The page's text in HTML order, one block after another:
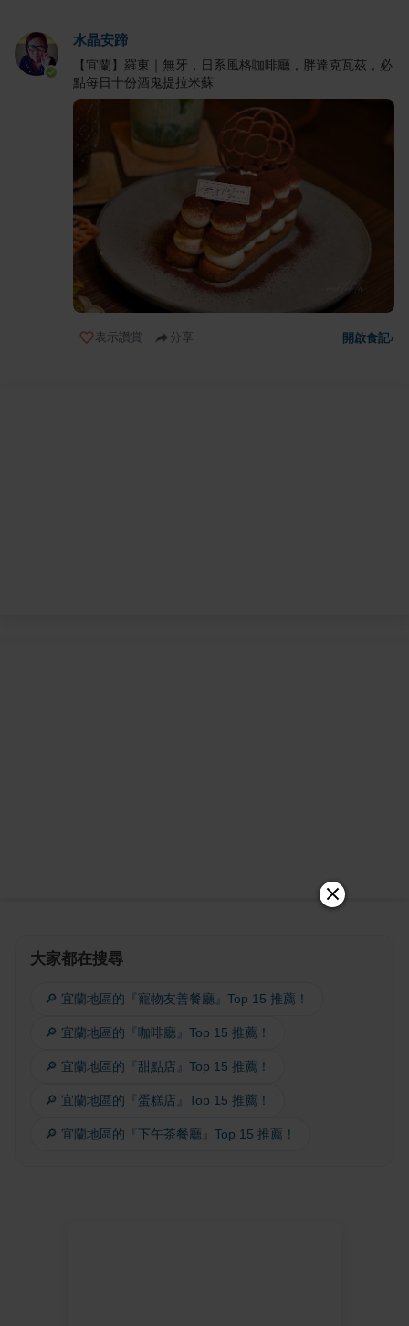
水晶安蹄
【宜蘭】羅東｜無牙，日系風格咖啡廳，胖達克瓦茲，必
點每日十份酒鬼提拉米蘇
表示讚賞 分享 開啟食記›
大家都在搜尋
🔎 宜蘭地區的『寵物友善餐廳』Top 15 推薦！
🔎 宜蘭地區的『咖啡廳』Top 15 推薦！
🔎 宜蘭地區的『甜點店』Top 15 推薦！
🔎 宜蘭地區的『蛋糕店』Top 15 推薦！
🔎 宜蘭地區的『下午茶餐廳』Top 15 推薦！